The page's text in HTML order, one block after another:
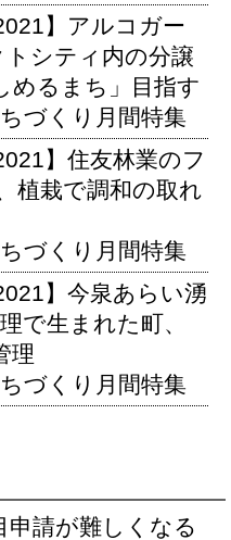
】アルコガー
シティ内の分譲
めるまち」目指す
づくり月間特集
】住友林業のフ
植栽で調和の取れ
づくり月間特集
】今泉あらい湧
で生まれた町、
理
づくり月間特集
申請が難しくなる